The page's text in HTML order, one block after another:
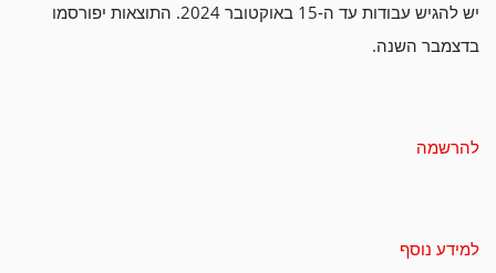
יש להגיש עבודות עד ה-15 באוקטובר 2024. התוצאות יפורסמו
בדצמבר השנה.
להרשמה
למידע נוסף